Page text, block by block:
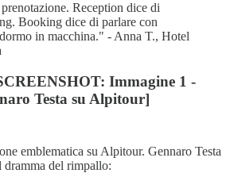
Reception dice di
Booking dice di parlare con
in macchina." - Anna T., Hotel
Immagine 1 -
Testa su Alpitour]
emblematica su Alpitour. Gennaro Testa
dramma del rimpallo: